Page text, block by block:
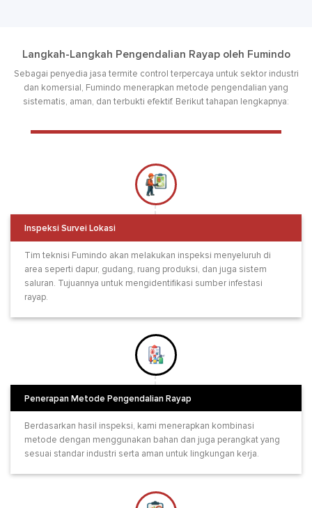
Langkah-Langkah Pengendalian Rayap oleh Fumindo
Sebagai penyedia jasa termite control terpercaya untuk sektor industri
dan komersial, Fumindo menerapkan metode pengendalian yang
sistematis, aman, dan terbukti efektif. Berikut tahapan lengkapnya:
Inspeksi Survei Lokasi
Tim teknisi Fumindo akan melakukan inspeksi menyeluruh di
area seperti dapur, gudang, ruang produksi, dan juga sistem
saluran. Tujuannya untuk mengidentifikasi sumber infestasi
rayap.
Penerapan Metode Pengendalian Rayap
Berdasarkan hasil inspeksi, kami menerapkan kombinasi
metode dengan menggunakan bahan dan juga perangkat yang
sesuai standar industri serta aman untuk lingkungan kerja.